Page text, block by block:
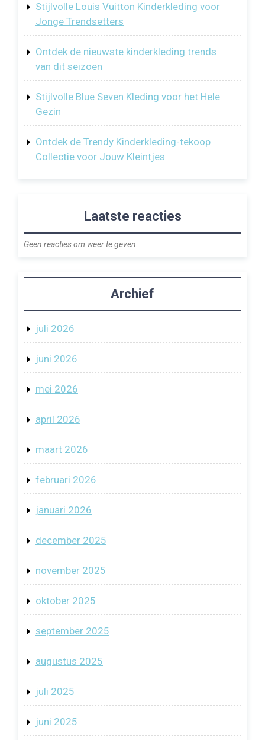
Stijlvolle Louis Vuitton Kinderkleding voor
Jonge Trendsetters
Ontdek de nieuwste kinderkleding trends
van dit seizoen
Stijlvolle Blue Seven Kleding voor het Hele
Gezin
Ontdek de Trendy Kinderkleding-tekoop
Collectie voor Jouw Kleintjes
Laatste reacties
Geen reacties om weer te geven.
Archief
juli 2026
juni 2026
mei 2026
april 2026
maart 2026
februari 2026
januari 2026
december 2025
november 2025
oktober 2025
september 2025
augustus 2025
juli 2025
juni 2025